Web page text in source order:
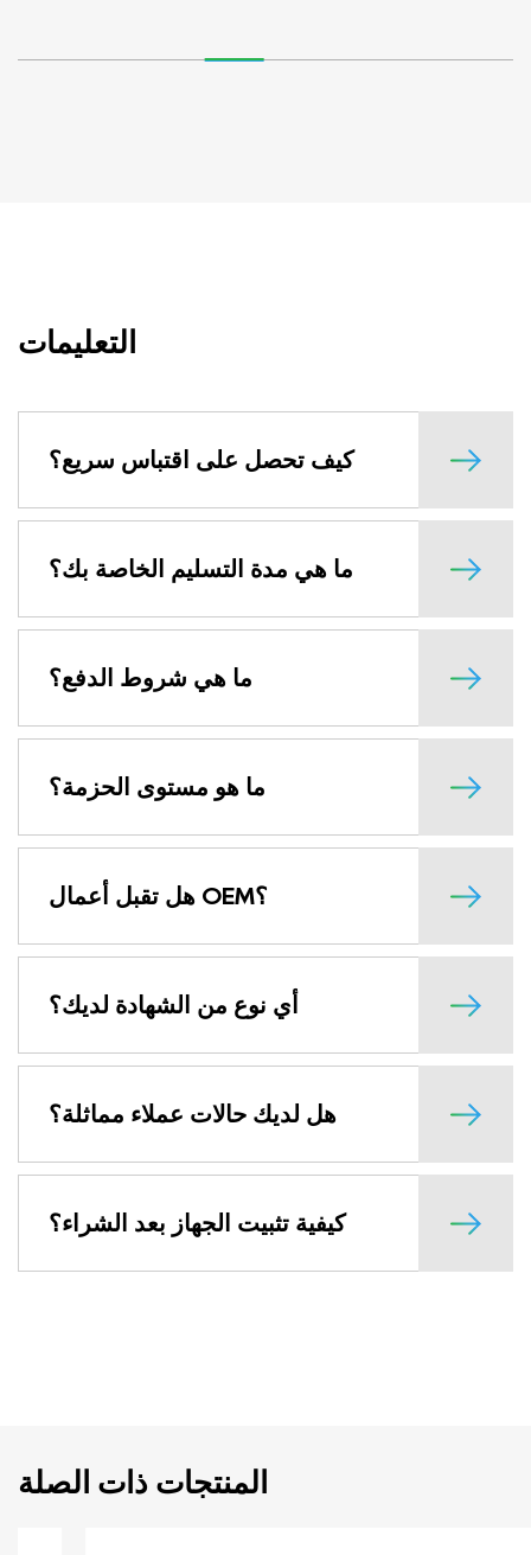
التعليمات
كيف تحصل على اقتباس سريع؟
ما هي مدة التسليم الخاصة بك؟
ما هي شروط الدفع؟
ما هو مستوى الحزمة؟
هل تقبل أعمال OEM؟
أي نوع من الشهادة لديك؟
هل لديك حالات عملاء مماثلة؟
كيفية تثبيت الجهاز بعد الشراء؟
المنتجات ذات الصلة